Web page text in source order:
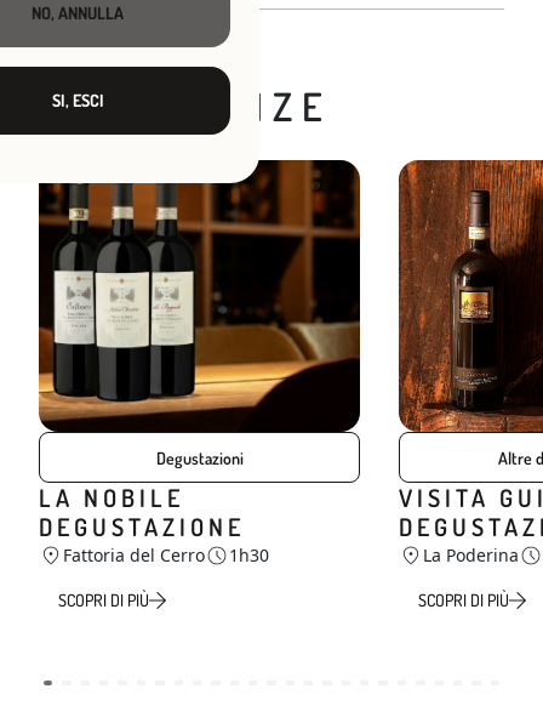
NO, ANNULLA
SI, ESCI
Altre
ESPERIENZE
Degustazioni
LA NOBILE
DEGUSTAZIONE
Fattoria del Cerro 1h30
SCOPRI DI PIÙ
Altre
VISITA
La Poderina
SCOPRI DI PIÙ